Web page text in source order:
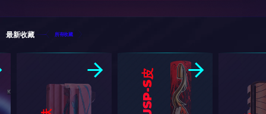
最新收藏 所有收藏